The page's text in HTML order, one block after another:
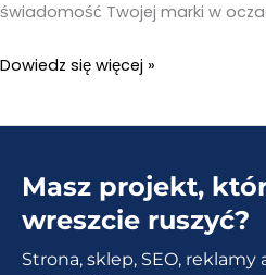
świadomość Twojej marki w
Generator
produktów
sklepów
internetowych
Dowiedz się więcej »
Masz projekt,
wreszcie ruszyć?
Strona, sklep, SEO,